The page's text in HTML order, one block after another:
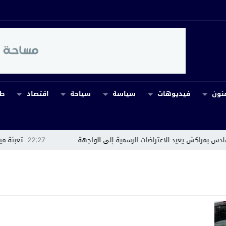
فيديوهات سياسة سياحة اقتصاد
تعبئة ميدانية يعيد الاعتراضات الرسمية إلى الواجهة